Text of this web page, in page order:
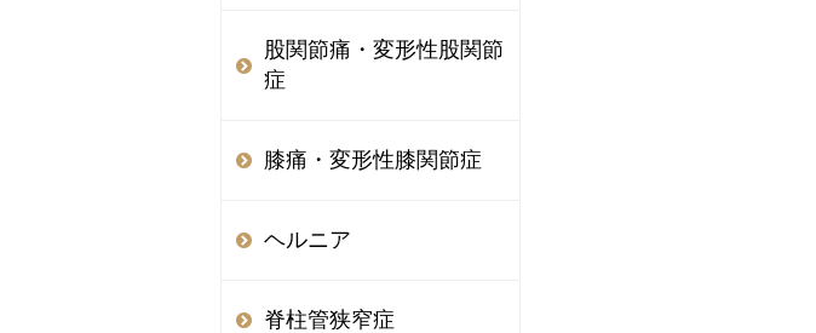
股関節痛・変形性股関節
症
膝痛・変形性膝関節症
ヘルニア
脊柱管狭窄症